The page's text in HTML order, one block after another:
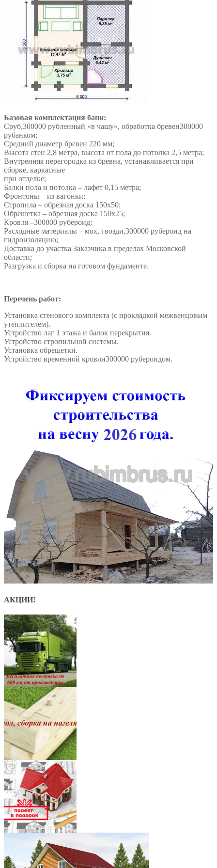
Базовая комплектация бани:
Сруб,300000 рубленный «в чашу», обработка бревен300000
рубанком;
Средний диаметр бревен 220 мм;
Высота стен 2,8 метра, высота от пола до потолка 2,5 метра;
Внутренняя перегородка из бревна, устанавливается при
сборке, каркасные
при отделке;
Балки пола и потолка – лафет 0,15 метра;
Фронтоны – из вагонки;
Стропила – обрезная доска 150х50;
Обрешетка – обрезная доска 150х25;
Кровля –300000 рубероид;
Расходные материалы – мох, гвозди,300000 рубероид на
гидроизоляцию;
Доставка до участка Заказчика в пределах Московской
области;
Разгрузка и сборка на готовом фундаменте.
Перечень работ:
Установка стенового комплекта (c прокладкой межвенцовым
утеплителем).
Устройство лаг 1 этажа и балок перекрытия.
Устройство стропильной системы.
Установка обрешетки.
Устройство временной кровли300000 рубероидом.
АКЦИИ!
8
7